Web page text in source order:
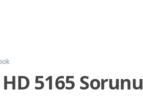
5165 Sorunu